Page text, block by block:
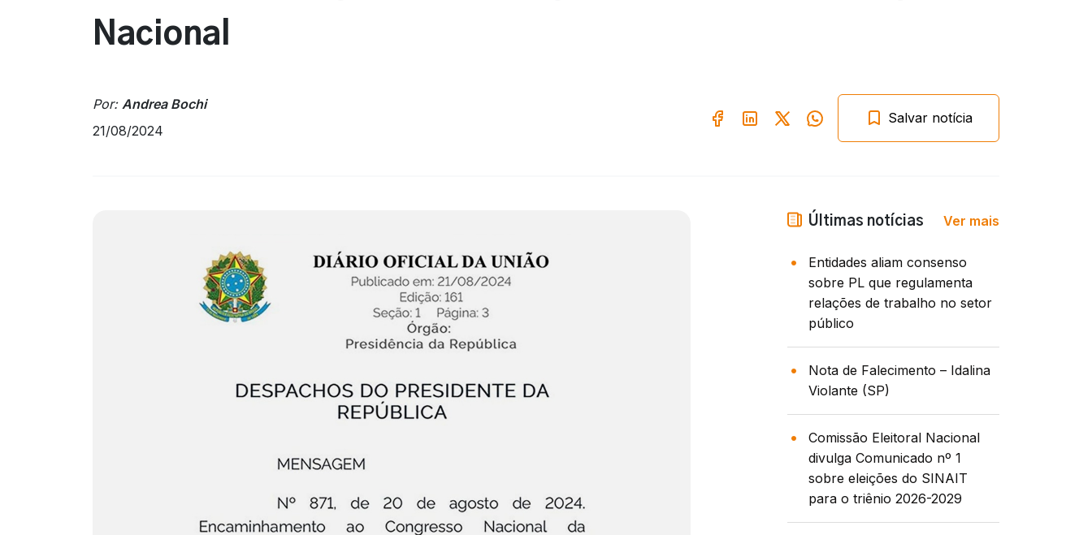
Nacional
Por: Andrea Bochi
21/08/2024
Salvar notícia
Últimas notícias Ver mais
Entidades aliam consenso
sobre PL que regulamenta
relações de trabalho no setor
público
Nota de Falecimento – Idalina
Violante (SP)
Comissão Eleitoral Nacional
divulga Comunicado nº 1
sobre eleições do SINAIT
para o triênio 2026-2029